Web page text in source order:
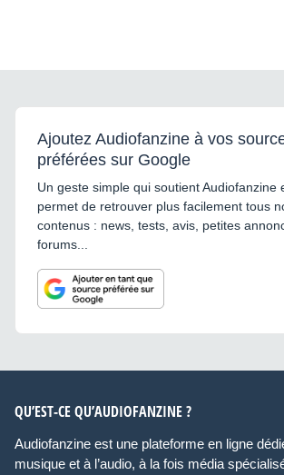
Ajoutez Audiofanzine à vos
préférées sur Google
Un geste simple qui soutient Audiofanzine
permet de retrouver plus facilement tous
contenus : news, tests, avis, petites
forums...
QU’EST-CE QU’AUDIOFANZINE ?
Audiofanzine est une plateforme en ligne
musique et à l’audio, à la fois média